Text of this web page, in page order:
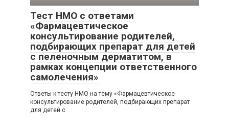
Тест НМО с ответами
«Фармацевтическое
консультирование родителей,
подбирающих препарат для детей
с пеленочным дерматитом, в
рамках концепции ответственного
самолечения»
Ответы к тесту НМО на тему «Фармацевтическое
консультирование родителей, подбирающих препарат
для детей с